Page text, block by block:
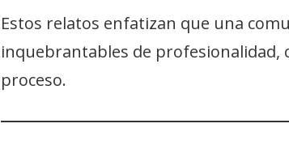
Estos relatos enfatizan que una
inquebrantables de profesionalidad,
proceso.